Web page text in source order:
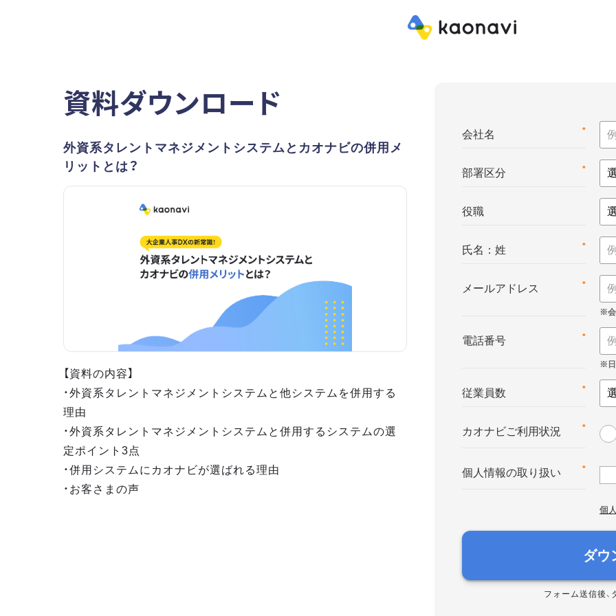
資料ダウンロード
外資系タレントマネジメントシステムとカオナビの併用メ
リットとは？
【資料の内容】
・外資系タレントマネジメントシステムと他システムを併用する
理由
・外資系タレントマネジメントシステムと併用するシステムの選
定ポイント3点
・併用システムにカオナビが選ばれる理由
・お客さまの声
*
会社名
*
部署区分
役職
*
氏名：姓
*
メールアドレス
*
電話番号
*
従業員数
*
カオナビご利用状況
*
個人情報の取り扱い
個
ダウ
フォーム送信後